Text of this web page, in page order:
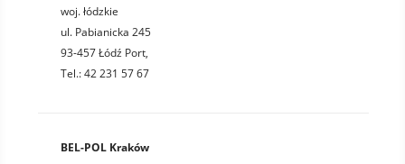
woj. łódzkie
ul. Pabianicka 245
93-457 Łódź Port,
Tel.: 42 231 57 67
BEL-POL Kraków